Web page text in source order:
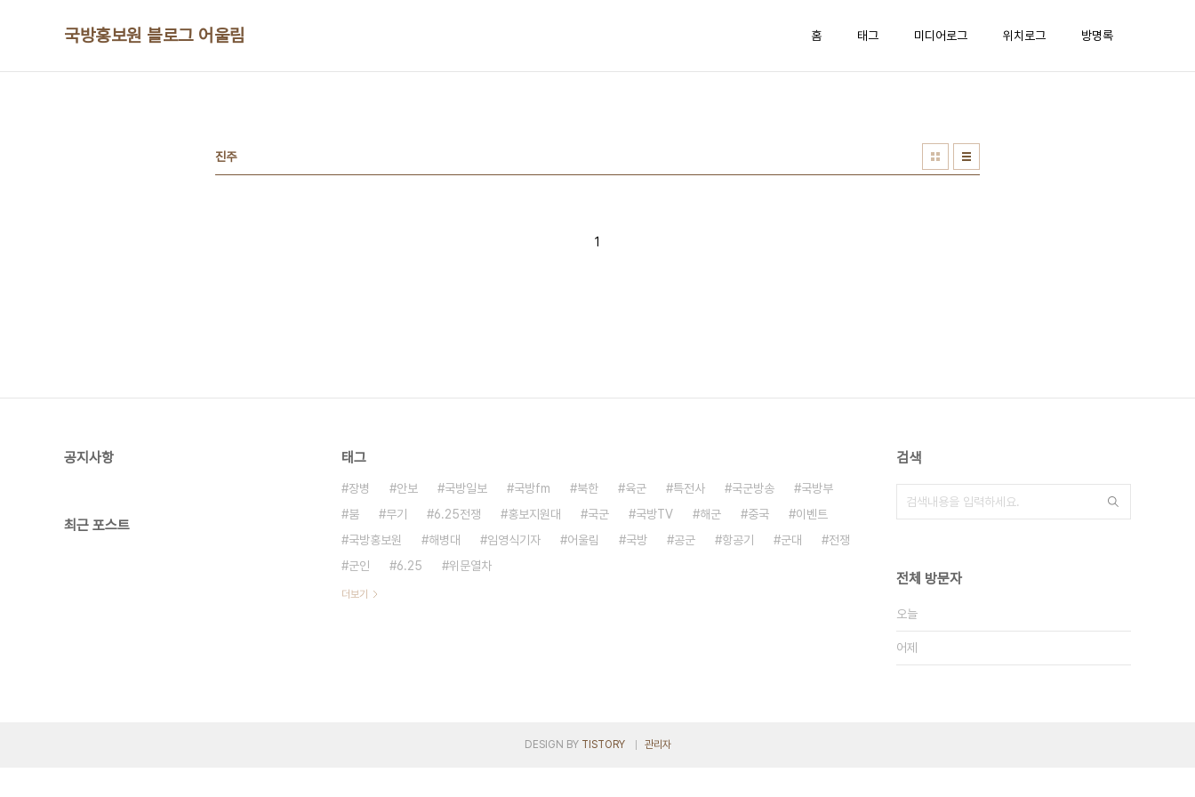
국방홍보원 블로그 어울림 홈 태그 미디어로그 위치로그 방명록
진주
1
공지사항
최근 포스트
태그
장병 안보 국방일보 국방fm 북한 육군 특전사 국군방송
국방부
붐
무기 6.25전쟁 홍보지원대 국군 국방TV 해군 중국
이벤트
국방홍보원
해병대 임영식기자 어울림 국방 공군 항공기 군대
전쟁
군인
6.25 위문열차
더보기
검색
전체 방문자
오늘
어제
DESIGN BY TISTORY 관리자